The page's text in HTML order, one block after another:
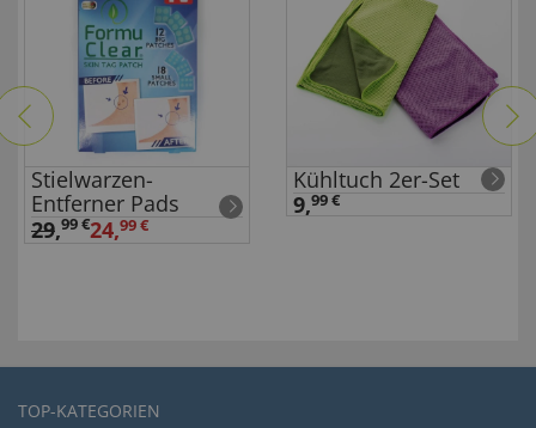
Stielwarzen-
Entferner Pads
29,99 €24,99 €
Kühltuch 2er-Set
9,99 €
TOP-KATEGORIEN